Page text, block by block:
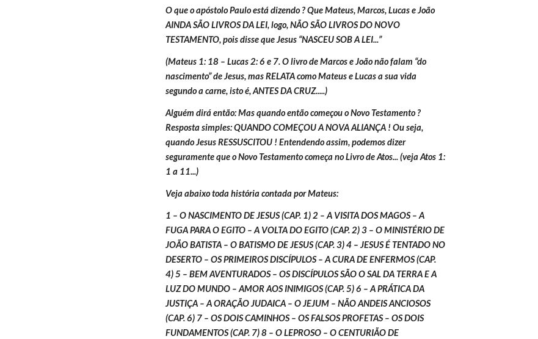
O que o apóstolo Paulo está dizendo ? Que Mateus, Marcos, Lucas e João
AINDA SÃO LIVROS DA LEI, logo, NÃO SÃO LIVROS DO NOVO
TESTAMENTO, pois disse que Jesus “NASCEU SOB A LEI...”
(Mateus 1: 18 – Lucas 2: 6 e 7. O livro de Marcos e João não falam “do
nascimento” de Jesus, mas RELATA como Mateus e Lucas a sua vida
segundo a carne, isto é, ANTES DA CRUZ.....)
Alguém dirá então: Mas quando então começou o Novo Testamento ?
Resposta simples: QUANDO COMEÇOU A NOVA ALIANÇA ! Ou seja,
quando Jesus RESSUSCITOU ! Entendendo assim, podemos dizer
seguramente que o Novo Testamento começa no Livro de Atos... (veja Atos 1:
1 a 11...)
Veja abaixo toda história contada por Mateus:
1 – O NASCIMENTO DE JESUS (CAP. 1) 2 – A VISITA DOS MAGOS – A
FUGA PARA O EGITO – A VOLTA DO EGITO (CAP. 2) 3 – O MINISTÉRIO DE
JOÃO BATISTA – O BATISMO DE JESUS (CAP. 3) 4 – JESUS É TENTADO NO
DESERTO – OS PRIMEIROS DISCÍPULOS – A CURA DE ENFERMOS (CAP.
4) 5 – BEM AVENTURADOS – OS DISCÍPULOS SÃO O SAL DA TERRA E A
LUZ DO MUNDO – AMOR AOS INIMIGOS (CAP. 5) 6 – A PRÁTICA DA
JUSTIÇA – A ORAÇÃO JUDAICA – O JEJUM – NÃO ANDEIS ANCIOSOS
(CAP. 6) 7 – OS DOIS CAMINHOS – OS FALSOS PROFETAS – OS DOIS
FUNDAMENTOS (CAP. 7) 8 – O LEPROSO – O CENTURIÃO DE